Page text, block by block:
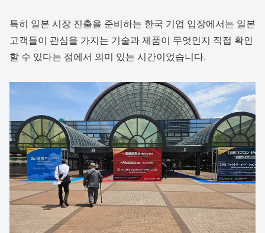
특히 일본 시장 진출을 준비하는 한국 기업 입장에서는 일본
고객들이 관심을 가지는 기술과 제품이 무엇인지 직접 확인
할 수 있다는 점에서 의미 있는 시간이었습니다.